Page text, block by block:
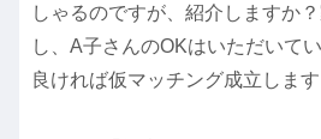
しゃるのですが、紹介しますか
し、A子さんのOKはいただいて
良ければ仮マッチング成立します